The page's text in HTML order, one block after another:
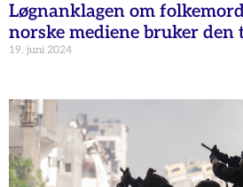
Løgnanklagen om
norske mediene bruker
19. juni 2024